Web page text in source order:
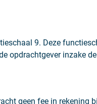
9. Deze
opdrachtgever inzake de
geen fee in rekening